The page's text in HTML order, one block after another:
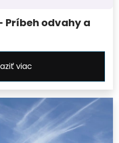
- Príbeh odvahy a
viac